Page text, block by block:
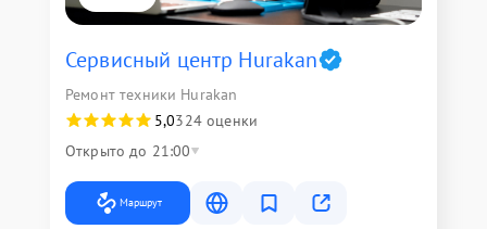
Сервисный центр Hurakan
Ремонт техники Hurakan
5,0324 оценки
Открыто до 21:00
Маршрут